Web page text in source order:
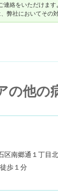
連絡をいただけま
弊社においてその
の他の
南郷通１丁目
歩１分